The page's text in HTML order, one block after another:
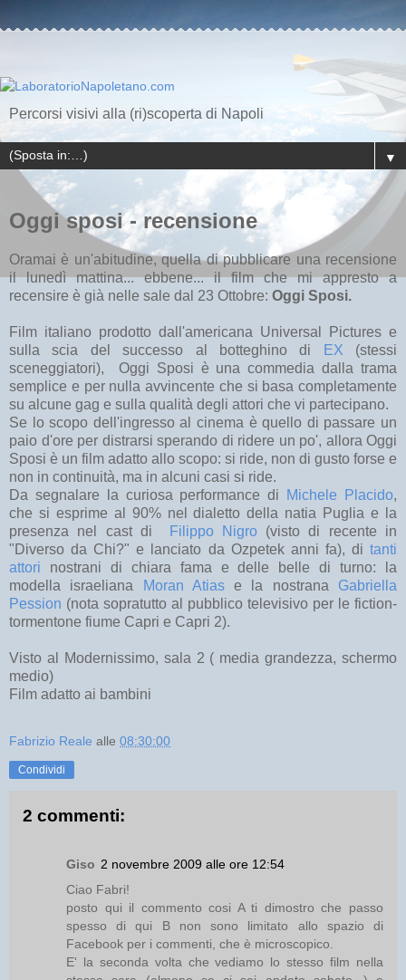
Percorsi visivi alla (ri)scoperta di Napoli
▼
Oggi sposi - recensione
Oramai è un'abitudine, quella di pubblicare una recensione
il lunedì mattina... ebbene... il film che mi appresto a
recensire è già nelle sale dal 23 Ottobre: Oggi Sposi.
Film italiano prodotto dall'americana Universal Pictures e
sulla scia del successo al botteghino di
EX (stessi
sceneggiatori), Oggi Sposi è una commedia dalla trama
semplice e per nulla avvincente che si basa completamente
su alcune gag e sulla qualità degli attori che vi partecipano.
Se lo scopo dell'ingresso al cinema è quello di passare un
paio d'ore per distrarsi sperando di ridere un po', allora Oggi
Sposi è un film adatto allo scopo: si ride, non di gusto forse e
non in continuità, ma in alcuni casi si ride.
Da segnalare la curiosa performance di
Michele Placido,
che si esprime al 90% nel dialetto della natia Puglia e la
presenza nel cast di
Filippo Nigro(visto di recente in
"Diverso da Chi?" e lanciato da Ozpetek anni fa), di tanti
attori nostrani di chiara fama e delle belle di turno: la
modella israeliana
Moran Atiase la nostrana Gabriella
Pession (nota sopratutto al pubblico televisivo per le fiction-
tormentone fiume Capri e Capri 2).
Visto al Modernissimo, sala 2 ( media grandezza, schermo
medio)
Film adatto ai bambini
Fabrizio Reale alle 08:30:00
Condividi
2 commenti:
Giso 2 novembre 2009 alle ore 12:54
Ciao Fabri!
posto qui il commento cosi A ti dimostro che passo
spesso di qui B non sono limitato allo spazio di
Facebook per i commenti, che è microscopico.
E' la seconda volta che vediamo lo stesso film nella